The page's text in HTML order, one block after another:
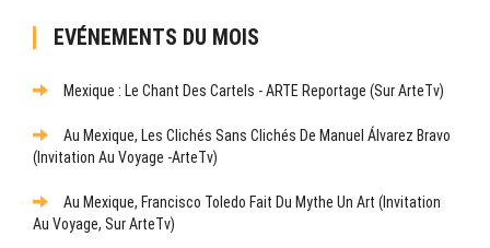
EVÉNEMENTS DU MOIS
Mexique : Le Chant Des Cartels - ARTE Reportage (sur ArteTv)
Au Mexique, Les Clichés Sans Clichés De Manuel Álvarez Bravo
(Invitation Au Voyage -ArteTv)
Au Mexique, Francisco Toledo Fait Du Mythe Un Art (Invitation
Au Voyage, Sur ArteTv)